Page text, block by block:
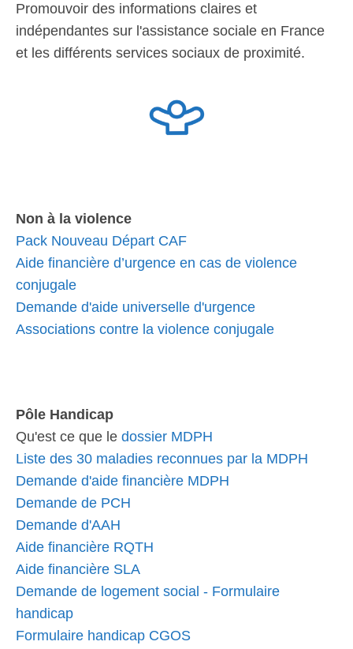
Promouvoir des informations claires et
indépendantes sur l'assistance sociale en France
et les différents services sociaux de proximité.
Non à la violence
Pack Nouveau Départ CAF
Aide financière d’urgence en cas de violence
conjugale
Demande d'aide universelle d'urgence
Associations contre la violence conjugale
Pôle Handicap
Qu'est ce que le dossier MDPH
Liste des 30 maladies reconnues par la MDPH
Demande d'aide financière MDPH
Demande de PCH
Demande d'AAH
Aide financière RQTH
Aide financière SLA
Demande de logement social - Formulaire
handicap
Formulaire handicap CGOS